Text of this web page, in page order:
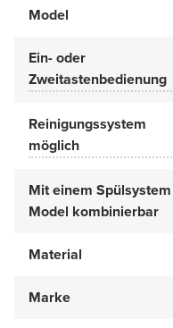
Model
Ein- oder
Zweitastenbedienung
Reinigungssystem
möglich
Mit einem Spülsystem
Model kombinierbar
Material
Marke